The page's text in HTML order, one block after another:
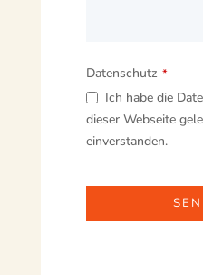
Datenschutz *
Ich habe die
dieser Webseite
einverstanden.